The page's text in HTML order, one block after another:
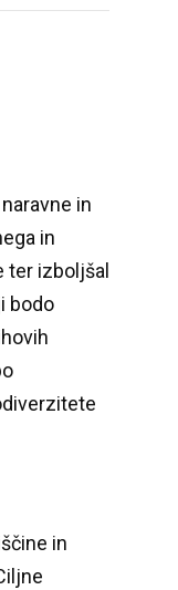
in
in
ter izboljšal
bodo
in